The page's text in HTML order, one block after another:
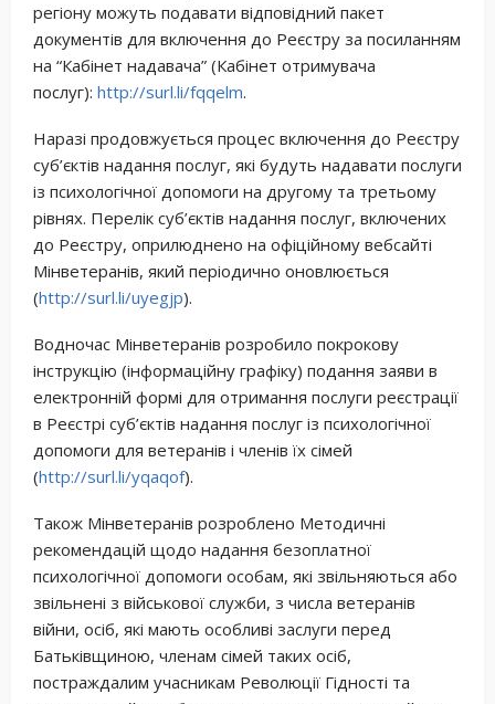
регіону можуть подавати відповідний пакет
документів для включення до Реєстру за посиланням
на “Кабінет надавача” (Кабінет отримувача
послуг): http://surl.li/fqqelm.
Наразі продовжується процес включення до Реєстру
суб’єктів надання послуг, які будуть надавати послуги
із психологічної допомоги на другому та третьому
рівнях. Перелік суб’єктів надання послуг, включених
до Реєстру, оприлюднено на офіційному вебсайті
Мінветеранів, який періодично оновлюється
(http://surl.li/uyegjp).
Водночас Мінветеранів розробило покрокову
інструкцію (інформаційну графіку) подання заяви в
електронній формі для отримання послуги реєстрації
в Реєстрі суб’єктів надання послуг із психологічної
допомоги для ветеранів і членів їх сімей
(http://surl.li/yqaqof).
Також Мінветеранів розроблено Методичні
рекомендацій щодо надання безоплатної
психологічної допомоги особам, які звільняються або
звільнені з військової служби, з числа ветеранів
війни, осіб, які мають особливі заслуги перед
Батьківщиною, членам сімей таких осіб,
постраждалим учасникам Революції Гідності та